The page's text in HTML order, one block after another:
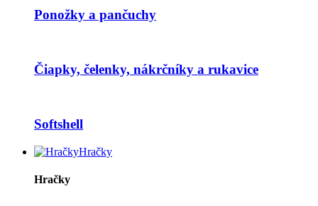
Ponožky a pančuchy
Čiapky, čelenky, nákrčníky a rukavice
Softshell
Hračky
Hračky